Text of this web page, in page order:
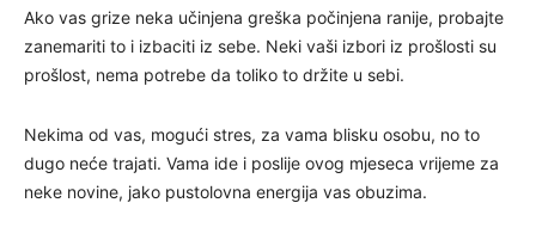
Ako vas grize neka učinjena greška počinjena ranije, probajte
zanemariti to i izbaciti iz sebe. Neki vaši izbori iz prošlosti su
prošlost, nema potrebe da toliko to držite u sebi.
Nekima od vas, mogući stres, za vama blisku osobu, no to
dugo neće trajati. Vama ide i poslije ovog mjeseca vrijeme za
neke novine, jako pustolovna energija vas obuzima.